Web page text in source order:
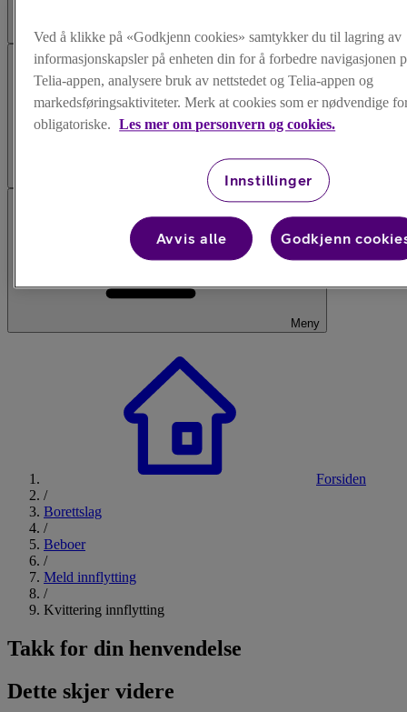
Søk
Logg inn
Meny
Forsiden
/
Borettslag
/
Beboer
/
Meld innflytting
/
Kvittering innflytting
Takk for din henvendelse
Dette skjer videre
Ved å klikke på «Godkjenn cookies» samtykker du til lagring av
informasjonskapsler på enheten din for å forbedre navigasjonen
Telia-appen, analysere bruk av nettstedet og Telia-appen og
markedsføringsaktiviteter. Merk at cookies som er nødvendige
obligatoriske. Les mer om personvern og cookies.
Innstillinger
Avvis alle Godkjenn